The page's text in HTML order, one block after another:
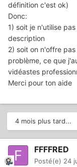
définition c'est ok)
Donc:
1) soit je n'utilise
description
2) soit on n'offre
problème, ce que
vidéastes
Merci pour ton aide
4 mois plus tard...
FFFFRED
Posté(e) 24